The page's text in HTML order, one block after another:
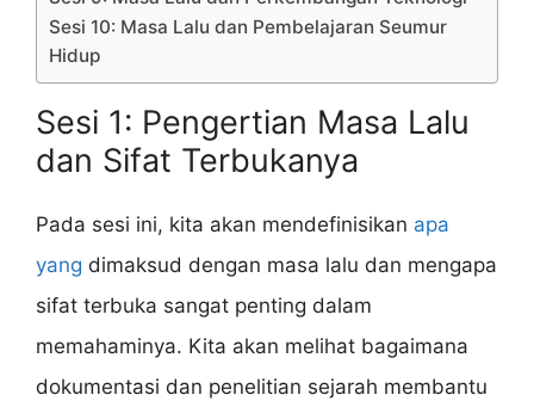
Sesi 10: Masa Lalu dan Pembelajaran Seumur
Hidup
Sesi 1: Pengertian Masa Lalu
dan Sifat Terbukanya
Pada sesi ini, kita akan mendefinisikan apa
yang dimaksud dengan masa lalu dan mengapa
sifat terbuka sangat penting dalam
memahaminya. Kita akan melihat bagaimana
dokumentasi dan penelitian sejarah membantu